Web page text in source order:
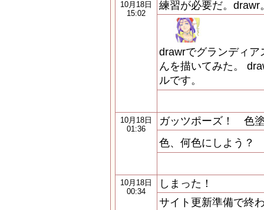
10月18日
15:02
練習が必要だ。drawr
drawrでグランディ
んを描いてみた。
ルです。
10月18日
01:36
ガッツポーズ！ 色
色、何色にしよう？
10月18日
00:34
しまった！
サイト更新準備で終